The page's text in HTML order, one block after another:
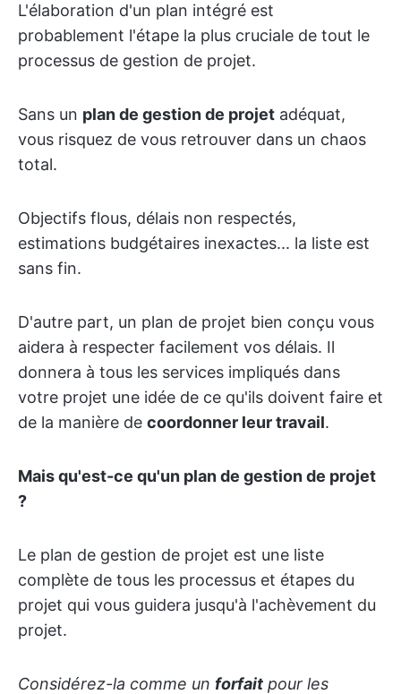
L'élaboration d'un plan intégré est
probablement l'étape la plus cruciale de tout le
processus de gestion de projet.
Sans un plan de gestion de projet adéquat,
vous risquez de vous retrouver dans un chaos
total.
Objectifs flous, délais non respectés,
estimations budgétaires inexactes... la liste est
sans fin.
D'autre part, un plan de projet bien conçu vous
aidera à respecter facilement vos délais. Il
donnera à tous les services impliqués dans
votre projet une idée de ce qu'ils doivent faire et
de la manière de coordonner leur travail.
Mais qu'est-ce qu'un plan de gestion de projet
?
Le plan de gestion de projet est une liste
complète de tous les processus et étapes du
projet qui vous guidera jusqu'à l'achèvement du
projet.
Considérez-la comme un forfait pour les